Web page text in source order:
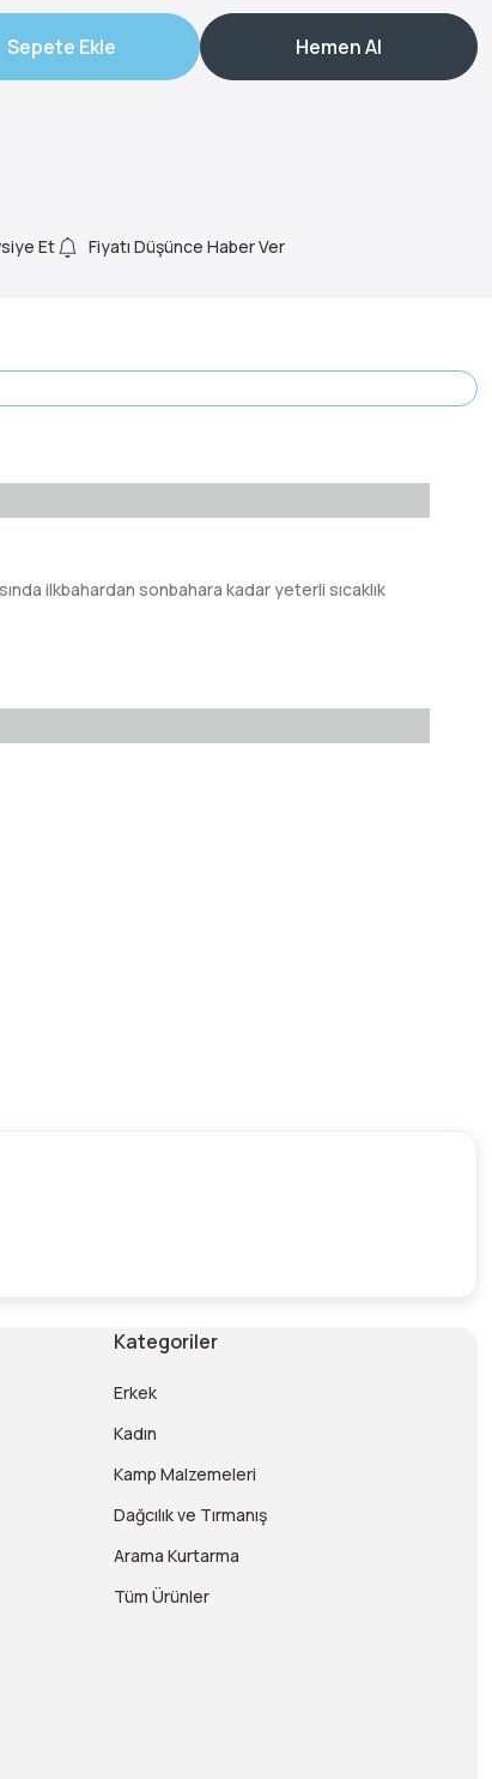
Sepete Ekle Hemen Al
Et Fiyatı Düşünce Haber Ver
ilkbahardan sonbahara kadar yeterli sıcaklık
Kategoriler
Erkek
Kadın
Kamp Malzemeleri
Dağcılık ve Tırmanış
Arama Kurtarma
Tüm Ürünler